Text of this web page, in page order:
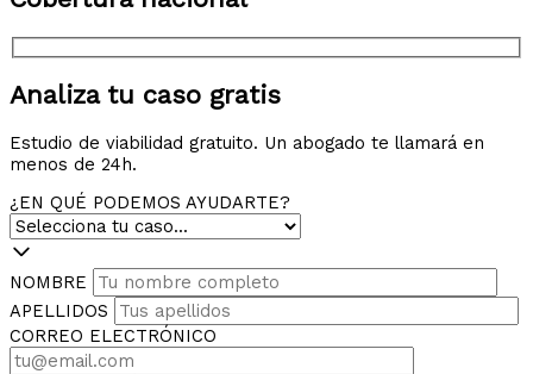
Analiza tu caso gratis
Estudio de viabilidad gratuito. Un abogado te llamará en
menos de 24h.
¿EN QUÉ PODEMOS AYUDARTE?
NOMBRE
APELLIDOS
CORREO ELECTRÓNICO